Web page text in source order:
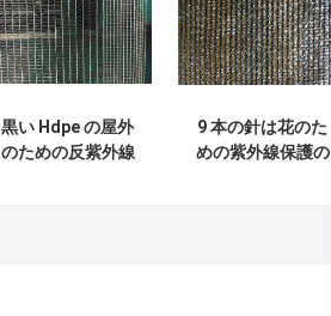
黒い Hdpe の屋外
のための反紫外線
9 本の針は花のた
めの紫外線保護の